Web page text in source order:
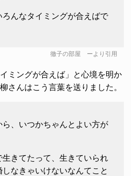
んなタイミングが合えばで
徹子の部屋 ーより引用
ミングが合えば」と心境を明か
さんはこう言葉を送りました。
、いつかちゃんとよい方が
きてたって、生きていられ
なきゃいけないなんてこと